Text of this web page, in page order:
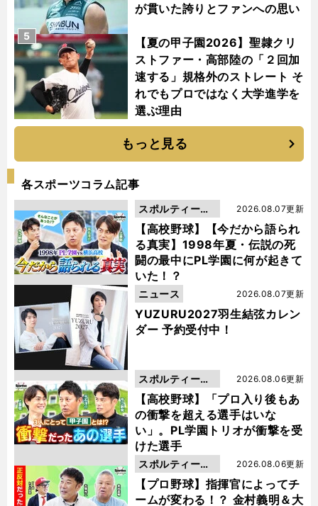
が貫いた誇りとファンへの思い
【夏の甲子園2026】聖隷クリ
ストファー・高部陸の「２回加
速する」規格外のストレート そ
れでもプロではなく大学進学を
選ぶ理由
5
もっと見る
各スポーツコラム記事
【高校野球】【今だから語られ
る真実】1998年夏・伝説の死
闘の最中にPL学園に何が起きて
いた！？
2026.08.07更新
スポルティーバ
動画
YUZURU2027羽生結弦カレン
ダー 予約受付中！
2026.08.07更新
ニュース
【高校野球】「プロ入り後もあ
の衝撃を超える選手はいな
い」。PL学園トリオが衝撃を受
けた選手
2026.08.06更新
スポルティーバ
動画
【プロ野球】指揮官によってチ
ームが変わる！？ 金村義明＆大
2026.08.06更新
スポルティーバ
動画